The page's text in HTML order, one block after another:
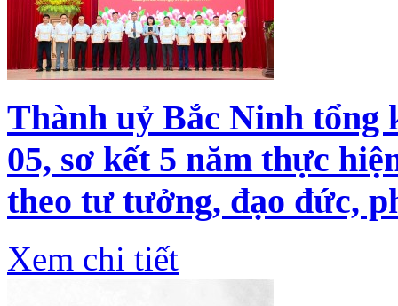
Thành uỷ Bắc Ninh tổng
05, sơ kết 5 năm thực
theo tư tưởng, đạo đức,
Xem chi tiết